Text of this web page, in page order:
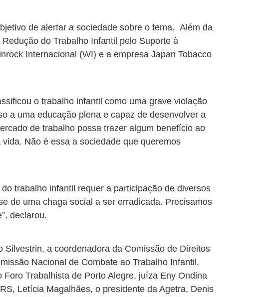
de alertar a sociedade sobre o tema. Além da
do Trabalho Infantil pelo Suporte à
Internacional (WI) e a empresa Japan Tobacco
o trabalho infantil como uma grave violação
a uma educação plena e capaz de desenvolver a
de trabalho possa trazer algum benefício ao
Não é essa a sociedade que queremos
trabalho infantil requer a participação de diversos
de uma chaga social a ser erradicada. Precisamos
declarou.
a coordenadora da Comissão de Direitos
Nacional de Combate ao Trabalho Infantil,
Trabalhista de Porto Alegre, juíza Eny Ondina
Letícia Magalhães, o presidente da Agetra, Denis